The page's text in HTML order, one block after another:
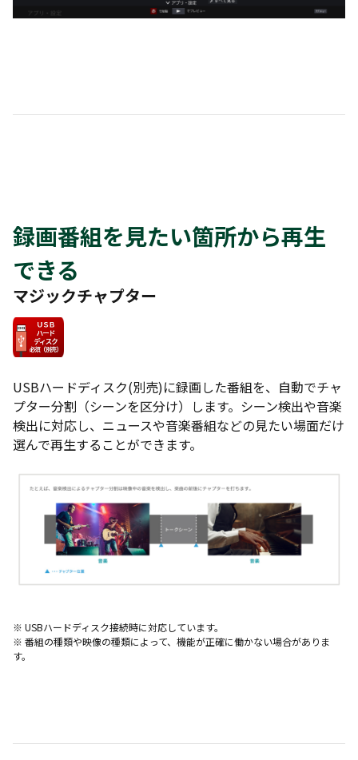
録画番組を見たい箇所から再生
できる
マジックチャプター
USBハードディスク(別売)に録画した番組を、自動でチャ
プター分割（シーンを区分け）します。シーン検出や音楽
検出に対応し、ニュースや音楽番組などの見たい場面だけ
選んで再生することができます。
※ USBハードディスク接続時に対応しています。
※ 番組の種類や映像の種類によって、機能が正確に働かない場合がありま
す。